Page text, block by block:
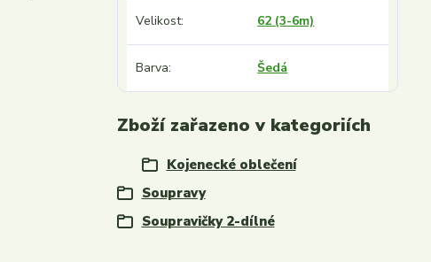
Velikost 62 (3-6m)
Barva Šedá
Zboží zařazeno v kategoriích
Kojenecké oblečení
Soupravy
Soupravičky 2-dílné